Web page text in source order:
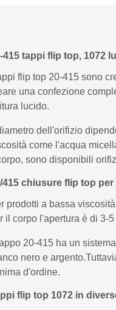
415 tappi flip top, 1072
flip top 20-415 sono
una confezione
lucido.
diametro dell'orifizio
come l'acqua
sono disponibili
415 chiusure flip top
prodotti a bassa
il corpo l'apertura è di 3-
tappo 20-415 ha un
nero e
d'ordine.
flip top 1072 in